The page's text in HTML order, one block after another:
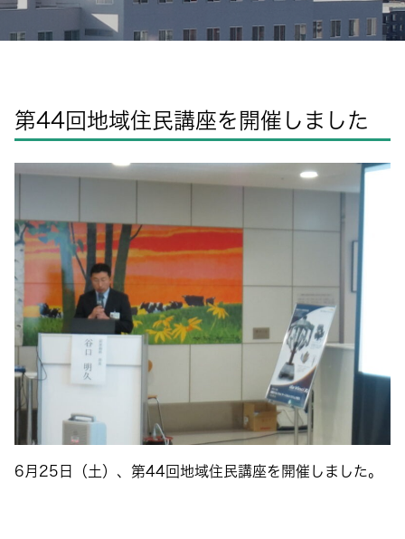
第44回地域住民講座を開催しました
6月25日（土）、第44回地域住民講座を開催しました。